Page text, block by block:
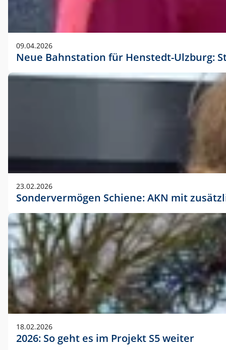
09.04.2026
Neue Bahnstation für Henstedt-Ulzburg:
23.02.2026
Sondervermögen Schiene: AKN mit
18.02.2026
2026: So geht es im Projekt S5 weiter